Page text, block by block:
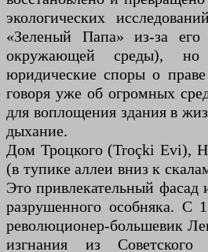
экологических
«Зеленый Папа» из-за
окружающей среды), но
юридические споры о
говоря уже об огромных
для воплощения здания в
дыхание.
Дом Троцкого (Troçki Evi),
(в тупике аллеи вниз к
Это привлекательный фасад
разрушенного особняка. С
революционер-большевик
изгнания из